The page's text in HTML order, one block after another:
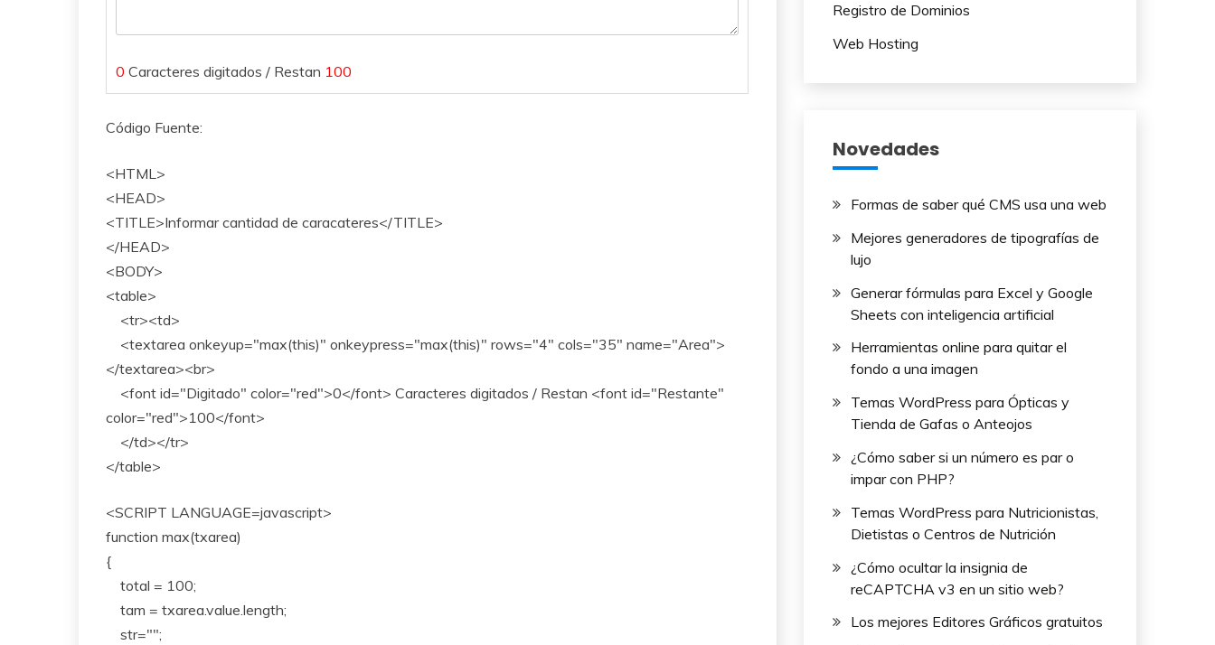
0 Caracteres digitados / Restan 100
Código Fuente:
<HTML>
<HEAD>
<TITLE>Informar cantidad de caracateres</TITLE>
</HEAD>
<BODY>
<table>
<tr><td>
<textarea onkeyup="max(this)" onkeypress="max(this)" rows="4" cols="35" name="Area">
</textarea><br>
<font id="Digitado" color="red">0</font> Caracteres digitados / Restan <font id="Restante"
color="red">100</font>
</td></tr>
</table>
<SCRIPT LANGUAGE=javascript>
function max(txarea)
{
total = 100;
tam = txarea.value.length;
str="";
Registro de Dominios
Web Hosting
Novedades
Formas de saber qué CMS usa una web
Mejores generadores de tipografías de
lujo​
Generar fórmulas para Excel y Google
Sheets con inteligencia artificial
Herramientas online para quitar el
fondo a una imagen
Temas WordPress para Ópticas y
Tienda de Gafas o Anteojos
¿Cómo saber si un número es par o
impar con PHP?
Temas WordPress para Nutricionistas,
Dietistas o Centros de Nutrición
¿Cómo ocultar la insignia de
reCAPTCHA v3 en un sitio web?
Los mejores Editores Gráficos gratuitos